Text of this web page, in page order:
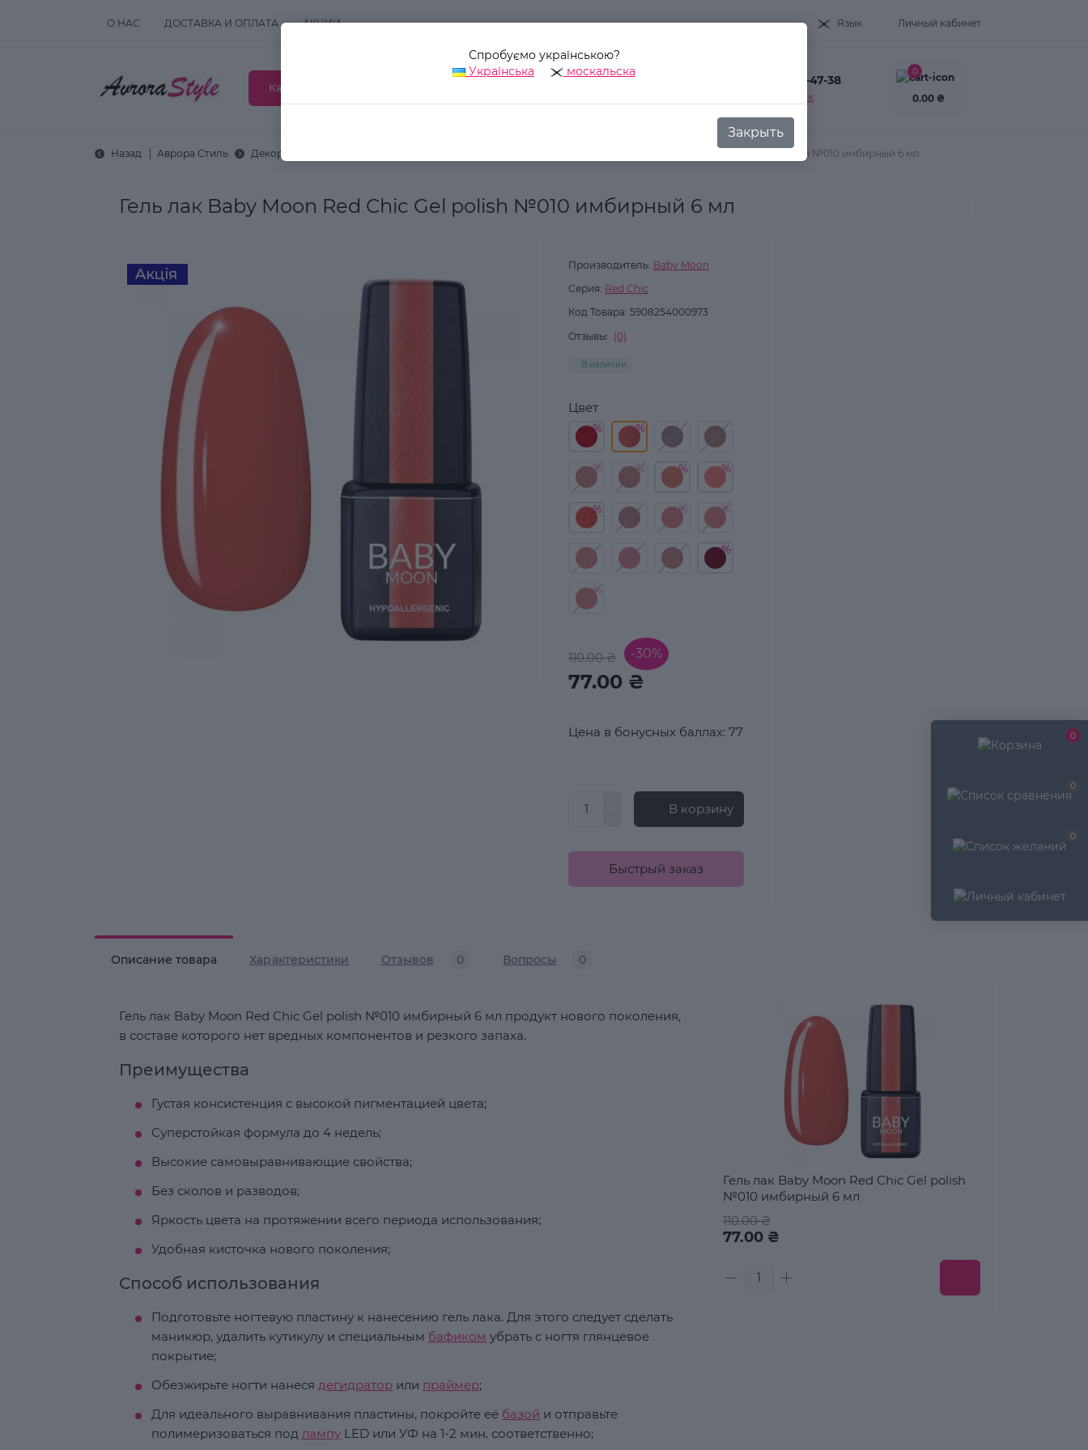
0
0
0
О НАС ДОСТАВКА И ОПЛАТА АКЦИИ Язык Личный кабинет
Каталог товаров
+38(093) 995-47-38
Заказать звонок
0
0.00 ₴
Назад Аврора Стиль Декоративная косметика Гель лак Baby Moon Red Chic Gel polish №010 имбирный 6 мл
Спробуємо українською?
Українська
москальска
Закрыть
Гель лак Baby Moon Red Chic Gel polish №010 имбирный 6 мл
Производитель: Baby Moon
Серия: Red Chic
Код Товара: 5908254000973
Отзывы: (0)
В наличии
Цвет
110.00 ₴ -30%
77.00 ₴
Цена в бонусных баллах: 77
В корзину
Быстрый заказ
Описание товара Характеристики Отзывов 0 Вопросы 0
Гель лак Baby Moon Red Chic Gel polish №010 имбирный 6 мл продукт нового поколения,
в составе которого нет вредных компонентов и резкого запаха.
Преимущества
Густая консистенция с высокой пигментацией цвета;
Суперстойкая формула до 4 недель;
Высокие самовыравнивающие свойства;
Без сколов и разводов;
Яркость цвета на протяжении всего периода использования;
Удобная кисточка нового поколения;
Способ использования
Подготовьте ногтевую пластину к нанесению гель лака. Для этого следует сделать
маникюр, удалить кутикулу и специальным бафиком убрать с ногтя глянцевое
покрытие;
Обезжирьте ногти нанеся дегидратор или праймер;
Для идеального выравнивания пластины, покройте её базой и отправьте
полимеризоваться под лампу LED или УФ на 1-2 мин. соответственно;
Гель лак Baby Moon Red Chic Gel polish
№010 имбирный 6 мл
110.00 ₴
77.00 ₴